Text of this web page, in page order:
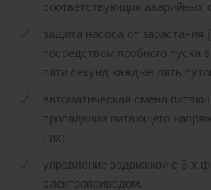
соответствующих аварийных
защита насоса от зарастания
посредством пробного пуска
пяти секунд каждые пять
автоматическая смена
пропадании питающего
них;
управление задвижкой с 3-х
электроприводом.